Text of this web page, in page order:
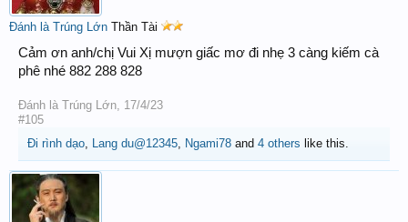
Đánh là Trúng Lớn Thần Tài
Cảm ơn anh/chị Vui Xị mượn giấc mơ đi nhẹ 3 càng kiếm cà
phê nhé 882 288 828
Đánh là Trúng Lớn, 17/4/23
#105
Đi rình dạo, Lang du@12345, Ngami78 and 4 others like this.